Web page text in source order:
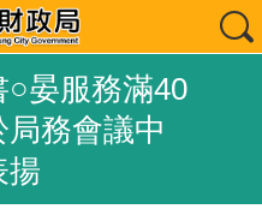
晏服務滿40
務會議中
揚